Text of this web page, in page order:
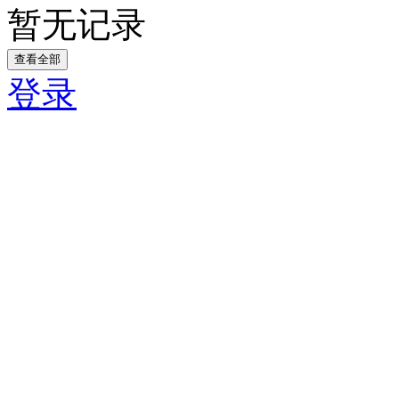
暂无记录
查看全部
登录